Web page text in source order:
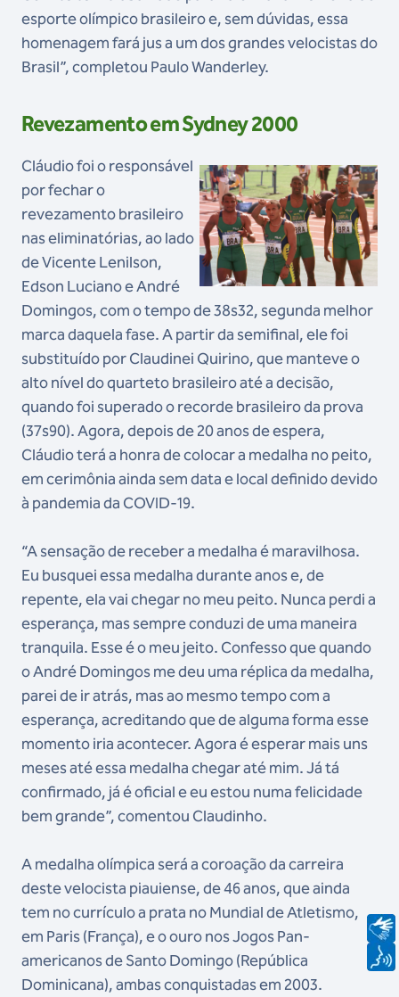
esporte olímpico brasileiro e, sem dúvidas, essa
homenagem fará jus a um dos grandes velocistas do
Brasil”, completou Paulo Wanderley.
Revezamento em Sydney 2000
Cláudio foi o responsável
por fechar o
revezamento brasileiro
nas eliminatórias, ao lado
de Vicente Lenilson,
Edson Luciano e André
Domingos, com o tempo de 38s32, segunda melhor
marca daquela fase. A partir da semifinal, ele foi
substituído por Claudinei Quirino, que manteve o
alto nível do quarteto brasileiro até a decisão,
quando foi superado o recorde brasileiro da prova
(37s90).Agora, depois de 20 anos de espera,
Cláudio terá a honra de colocar a medalha no peito,
em cerimônia ainda sem data e local definido devido
à pandemia da COVID-19.
“A sensação de receber a medalha é maravilhosa.
Eu busquei essa medalha durante anos e, de
repente, ela vai chegar no meu peito. Nunca perdi a
esperança, mas sempre conduzi de uma maneira
tranquila. Esse é o meu jeito. Confesso que quando
o André Domingos me deu uma réplica da medalha,
parei de ir atrás, mas ao mesmo tempo com a
esperança, acreditando que de alguma forma esse
momento iria acontecer. Agora é esperar mais uns
meses até essa medalha chegar até mim. Já tá
confirmado, já é oficial e eu estou numa felicidade
bem grande”, comentou Claudinho.
A medalha olímpica será a coroação da carreira
deste velocista piauiense, de 46 anos, que ainda
tem no currículo a prata no Mundial de Atletismo,
em Paris (França), e o ouro nos Jogos Pan-
americanos de Santo Domingo (República
Dominicana), ambas conquistadas em 2003.